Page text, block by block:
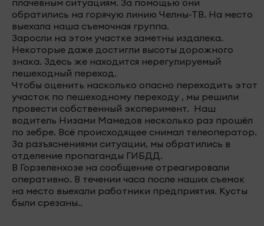
обратились на горячую линию Челны-ТВ. На место
выехала наша съемочная группа.
Заросли на этом участке заметны издалека.
Некоторые даже достигли высоты дорожного
знака. Здесь же находится нерегулируемый
пешеходный переход.
Чтобы оценить насколько опасно переходить этот
участок по пешеходному переходу , мы решили
провести собственный эксперимент. Наш
водитель Низами Мамедов несколько раз прошёл
по зебре. Всё происходящее снимал телеоператор.
За разъяснениями ситуации, мы обратились в
отделение пропаганды ГИБДД.
В Горзеленхозе на сообщение отреагировали
оперативно. В течении часа после наших съемок
на место выехали работники предприятия. Кусты
были срезаны..